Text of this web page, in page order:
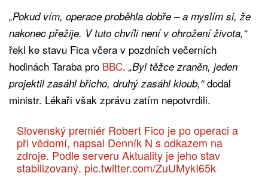
„Pokud vím, operace proběhla dobře – a myslím si, že
nakonec přežije. V tuto chvíli není v ohrožení života,“
řekl ke stavu Fica včera v pozdních večerních
hodinách Taraba pro BBC. „Byl těžce zraněn, jeden
projektil zasáhl břicho, druhý zasáhl kloub,“dodal
ministr. Lékaři však zprávu zatím nepotvrdili.
Slovenský premiér Robert Fico je po operaci a
při vědomí, napsal Denník N s odkazem na
zdroje. Podle serveru Aktuality je jeho stav
stabilizovaný. pic.twitter.com/ZuUMykI65k